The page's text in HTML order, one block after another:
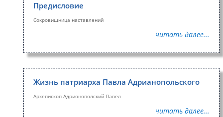
Предисловие
Сокровищница наставлений
читать далее...
Жизнь патриарха Павла Адрианопольского
Архепископ Адрионополский Павел
читать далее...